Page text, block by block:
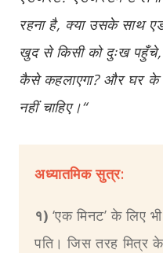
रहना है, क्या उसके साथ
खुद से किसी को दुःख पहुँचे,
कैसे कहलाएगा? और घर के
नहीं चाहिए।“
अध्यातमिक सुत्र:
१) ‘एक मिनट’ के लिए
पति। जिस तरह मित्र